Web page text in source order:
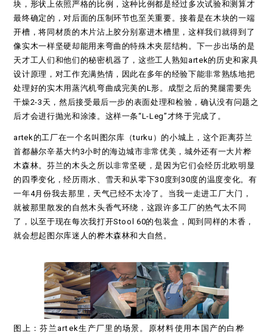
块，形状上依照严格的比例，这种比例都是经过多次试验和测算才
最终确定的，对后面的压制环节也至关重要。接着是在木块的一端
开槽，将同材质的木片沾上胶分别塞进木槽里，这样我们就得到了
像实木一样坚硬却能用来弯曲的特殊木夹层结构。下一步出场的是
天才工人们和他们的秘密机器了，这些工人熟知artek的历史和家具
设计原理，对工作充满热情，因此在多年的经验下能非常熟练地把
处理好的实木用蒸汽机弯曲成完美的L形。成型之后的凳腿需要先
干燥2-3天，然后接受最后一步的表面处理和检验，确认没有问题之
后才会进行抛光和涂漆。这样一条“L-Leg”才终于完成了。
artek的工厂在一个名叫图尔库（turku）的小城上，这个距离芬兰
首都赫尔辛基大约3小时的海边城市非常优美，城外还有一大片桦
木森林。芬兰的木头之所以非常坚硬，是因为它们会经历北欧明显
的四季变化，经历雨水、雪天和从零下30度到30度的温度变化。有
一年4月份我去那里，天气已经不太冷了。当我一走进工厂大门，
就被那里散发的自然木头香气环绕，这跟许多工厂的热气太不同
了，以至于现在每次我打开Stool 60的包装盒，闻到同样的木香，
就会想起图尔库迷人的桦木森林和大自然。
图上：芬兰artek生产厂里的场景。原材料使用本国产的白桦